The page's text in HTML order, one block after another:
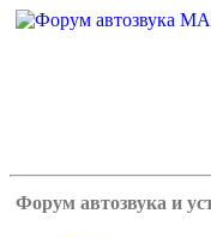
Форум автозвука и